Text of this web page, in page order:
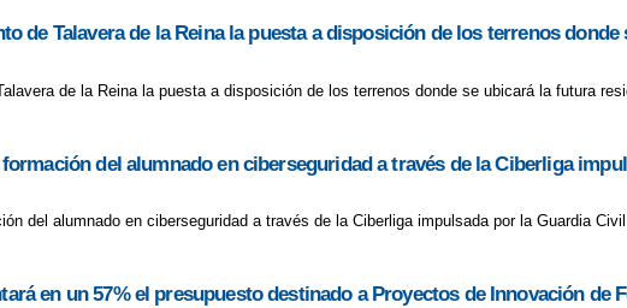
de Talavera de la Reina la puesta a disposición de los terrenos
de la Reina la puesta a disposición de los terrenos donde se ubicará la futura
del alumnado en ciberseguridad a través de la Ciberliga
del alumnado en ciberseguridad a través de la Ciberliga impulsada por la Guardia
en un 57% el presupuesto destinado a Proyectos de Innovación de